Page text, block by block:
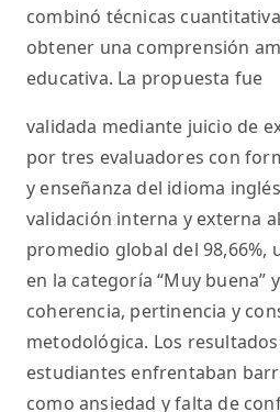
combinó técnicas
obtener una comprensión
educativa. La propuesta fue
validada mediante juicio de
por tres evaluadores con
y enseñanza del idioma
validación interna y externa
promedio global del 98,66%,
en la categoría “Muy buena”
coherencia, pertinencia y
metodológica. Los
estudiantes enfrentaban
como ansiedad y falta de